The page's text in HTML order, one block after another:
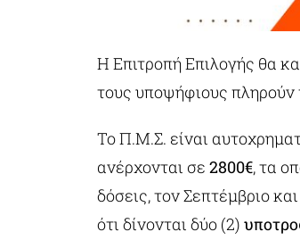
Η Επιτροπή Επιλογής θα
τους υποψήφιους πληρούν
Το Π.Μ.Σ. είναι
ανέρχονται σε 2800€, τα
δόσεις, τον Σεπτέμβριο
ότι δίνονται δύο (2)